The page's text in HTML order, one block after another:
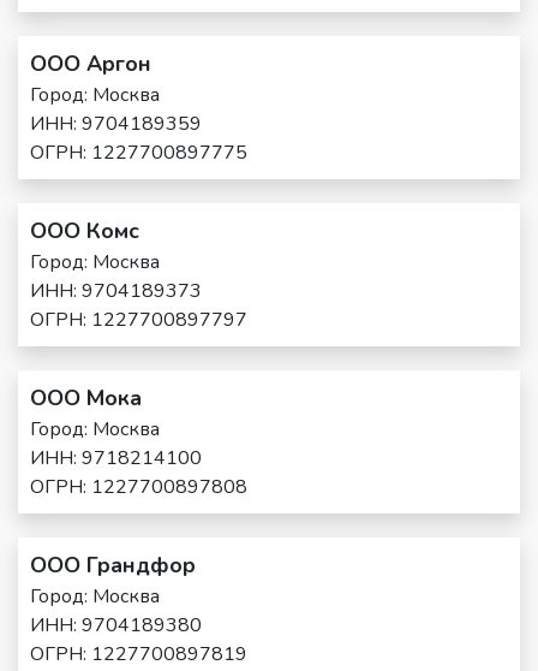
ООО Аргон
Город: Москва
ИНН: 9704189359
ОГРН: 1227700897775
ООО Комс
Город: Москва
ИНН: 9704189373
ОГРН: 1227700897797
ООО Мока
Город: Москва
ИНН: 9718214100
ОГРН: 1227700897808
ООО Грандфор
Город: Москва
ИНН: 9704189380
ОГРН: 1227700897819